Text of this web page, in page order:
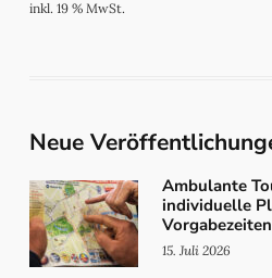
inkl. 19 % MwSt.
Neue
Ambulante
individuelle
Vorgabezeiten
15. Juli 2026